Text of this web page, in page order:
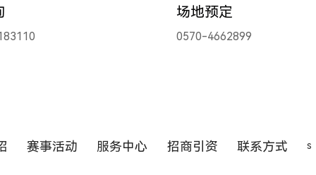
场地预定
0570-4662899
赛事活动 服务中心 招商引资 联系方式 s